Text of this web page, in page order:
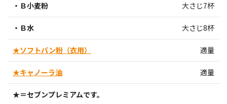
・Ｂ小麦粉 大さじ7杯
・Ｂ水 大さじ8杯
★ソフトパン粉（衣用） 適量
★キャノーラ油 適量
★＝セブンプレミアムです。